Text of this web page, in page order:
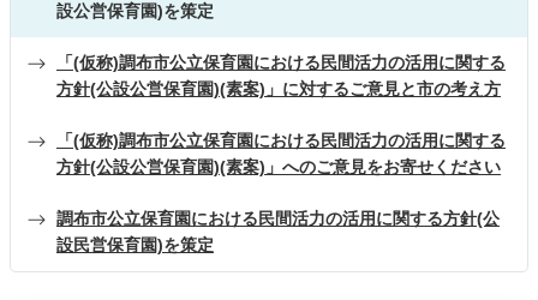
設公営保育園)を策定
「(仮称)調布市公立保育園における民間活力の活用に関する
方針(公設公営保育園)(素案)」に対するご意見と市の考え方
「(仮称)調布市公立保育園における民間活力の活用に関する
方針(公設公営保育園)(素案)」へのご意見をお寄せください
調布市公立保育園における民間活力の活用に関する方針(公
設民営保育園)を策定